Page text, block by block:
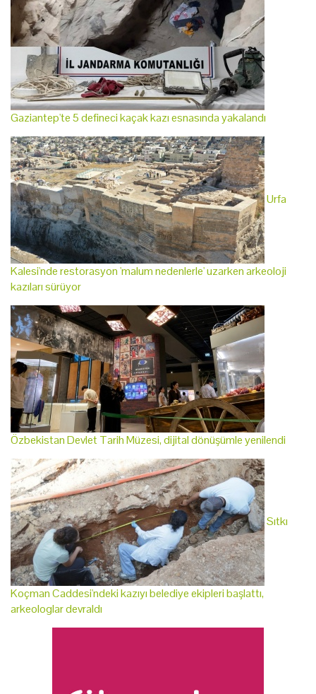
Gaziantep'te 5 defineci kaçak kazı esnasında yakalandı
Urfa
Kalesi'nde restorasyon 'malum nedenlerle' uzarken arkeoloji
kazıları sürüyor
Özbekistan Devlet Tarih Müzesi, dijital dönüşümle yenilendi
Sıtkı
Koçman Caddesi'ndeki kazıyı belediye ekipleri başlattı,
arkeologlar devraldı